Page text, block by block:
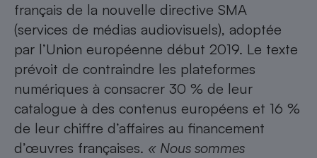
français de la nouvelle directive SMA
(services de médias audiovisuels), adoptée
par l’Union européenne début 2019. Le texte
prévoit de contraindre les plateformes
numériques à consacrer 30 % de leur
catalogue à des contenus européens et 16 %
de leur chiffre d’affaires au financement
d’œuvres françaises. « Nous sommes